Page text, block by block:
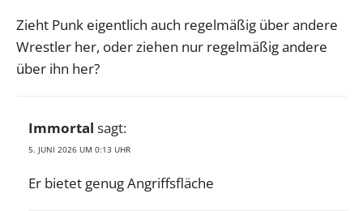
Zieht Punk eigentlich auch regelmäßig über andere
Wrestler her, oder ziehen nur regelmäßig andere
über ihn her?
Immortal sagt:
5. JUNI 2026 UM 0:13 UHR
Er bietet genug Angriffsfläche